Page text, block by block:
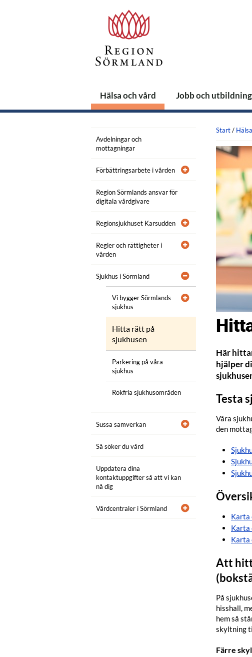
Hälsa och vård Jobb och utbildning
Avdelningar och
mottagningar
Förbättringsarbete i vården
Region Sörmlands ansvar för
digitala vårdgivare
Regionsjukhuset Karsudden
Regler och rättigheter i
vården
Sjukhus i Sörmland
Vi bygger Sörmlands
sjukhus
Hitta rätt på
sjukhusen
Parkering på våra
sjukhus
Rökfria sjukhusområden
Sussa samverkan
Så söker du vård
Uppdatera dina
kontaktuppgifter så att vi kan
nå dig
Vårdcentraler i Sörmland
Start/
Här
hjälper
Testa
Våra
den
Karta
Karta
Karta
Att
På
hisshall,
hem så
skyltning
Färre